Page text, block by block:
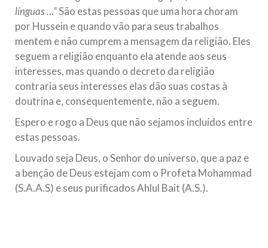
línguas …”São estas pessoas que uma hora choram
por Hussein e quando vão para seus trabalhos
mentem e não cumprem a mensagem da religião. Eles
seguem a religião enquanto ela atende aos seus
interesses, mas quando o decreto da religião
contraria seus interesses elas dão suas costas à
doutrina e, consequentemente, não a seguem.
Espero e rogo a Deus que não sejamos incluídos entre
estas pessoas.
Louvado seja Deus, o Senhor do universo, que a paz e
a benção de Deus estejam com o Profeta Mohammad
(S.A.A.S) e seus purificados Ahlul Bait (A.S.).